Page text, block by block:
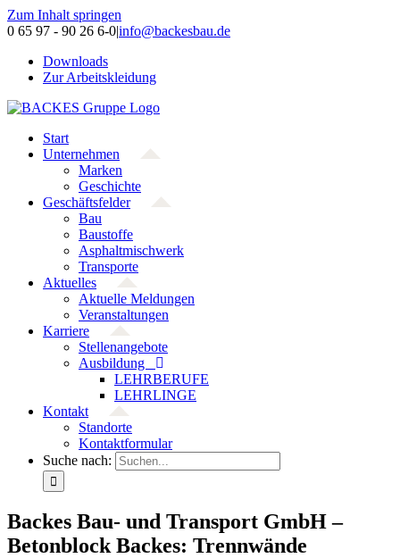
Zum Inhalt springen
0 65 97 - 90 26 6-0|info@backesbau.de
Downloads
Zur Arbeitskleidung
Start
Unternehmen
Marken
Geschichte
Geschäftsfelder
Bau
Baustoffe
Asphaltmischwerk
Transporte
Aktuelles
Aktuelle Meldungen
Veranstaltungen
Karriere
Stellenangebote
Ausbildung
LEHRBERUFE
LEHRLINGE
Kontakt
Standorte
Kontaktformular
Suche nach:
Backes Bau- und Transport GmbH –
Betonblock Backes: Trennwände